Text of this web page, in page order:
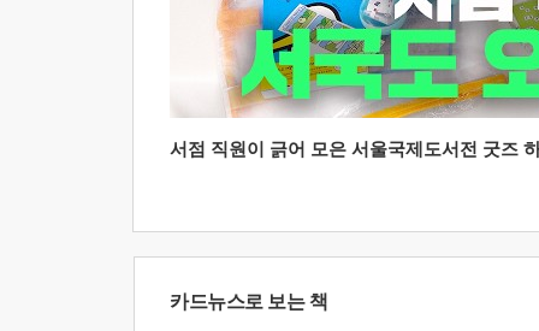
서점 직원이 긁어 모은 서울국제도서전 굿즈
카드뉴스로 보는 책